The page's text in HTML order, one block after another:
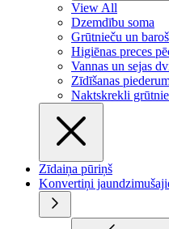
View All
Dzemdību soma
Grūtnieču un
Higiēnas preces
Vannas un sejas
Zīdīšanas
Naktskrekli
Zīdaiņa pūriņš
Konvertiņi